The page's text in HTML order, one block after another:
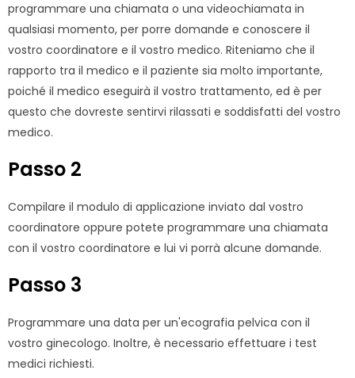
programmare una chiamata o una videochiamata in
qualsiasi momento, per porre domande e conoscere il
vostro coordinatore e il vostro medico. Riteniamo che il
rapporto tra il medico e il paziente sia molto importante,
poiché il medico eseguirà il vostro trattamento, ed è per
questo che dovreste sentirvi rilassati e soddisfatti del vostro
medico.
Passo 2
Compilare il modulo di applicazione inviato dal vostro
coordinatore oppure potete programmare una chiamata
con il vostro coordinatore e lui vi porrà alcune domande.
Passo 3
Programmare una data per un'ecografia pelvica con il
vostro ginecologo. Inoltre, è necessario effettuare i test
medici richiesti.